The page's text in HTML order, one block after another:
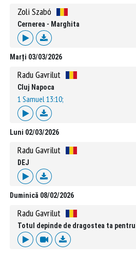
Zoli Szabó
Cernerea - Marghita
Marți 03/03/2026
Radu Gavrilut
Cluj Napoca
1 Samuel 13:10;
Luni 02/03/2026
Radu Gavrilut
DEJ
Duminică 08/02/2026
Radu Gavrilut
Totul depinde de dragostea ta pentru